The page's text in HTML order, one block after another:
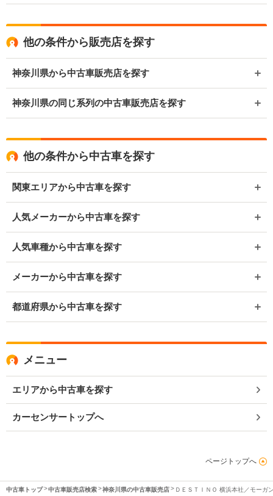
他の条件から販売店を探す
神奈川県から中古車販売店を探す
神奈川県の同じ系列の中古車販売店を探す
他の条件から中古車を探す
関東エリアから中古車を探す
人気メーカーから中古車を探す
人気車種から中古車を探す
メーカーから中古車を探す
都道府県から中古車を探す
メニュー
エリアから中古車を探す
カーセンサートップへ
ページトップへ
中古車トップ 中古車販売店検索 神奈川県の中古車販売店 ＤＥＳＴＩＮＯ 横浜本社／モーガ